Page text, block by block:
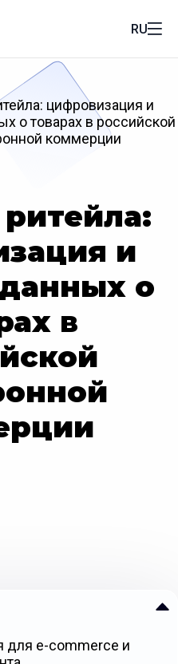
RU
цифровизация и
о товарах в российской
коммерции
и
о
в
для e-commerce и